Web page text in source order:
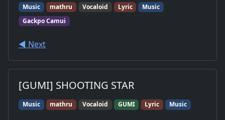
Music mathru Vocaloid Lyric
Music
Gackpo Camui
◀︎ Next
[GUMI] SHOOTING STAR
Music mathru Vocaloid GUMI Lyric Music